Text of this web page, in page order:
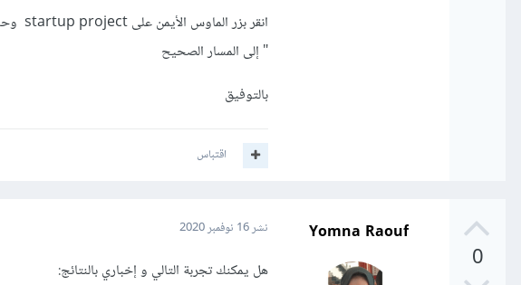
" إلى المسار الصحيح
بالتوفيق
اقتباس
0
Yomna Raouf نشر16 نوفمبر 2020
هل يمكنك تجربة التالي و إخباري بالنتائج: